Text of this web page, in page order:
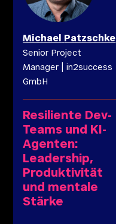
Michael Patzschke
Senior Project
Manager |in2success
GmbH
Resiliente Dev-
Teams und KI-
Agenten:
Leadership,
Produktivität
und mentale
Stärke